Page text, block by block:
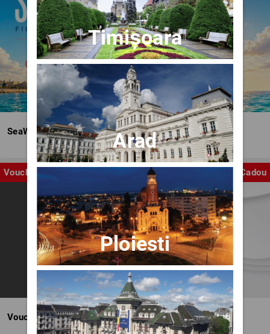
SeaWave Film & Arts Festival editia IV
Voucher Cadou
Voucher BILET.ro
Timișoara
Arad
Ploiesti